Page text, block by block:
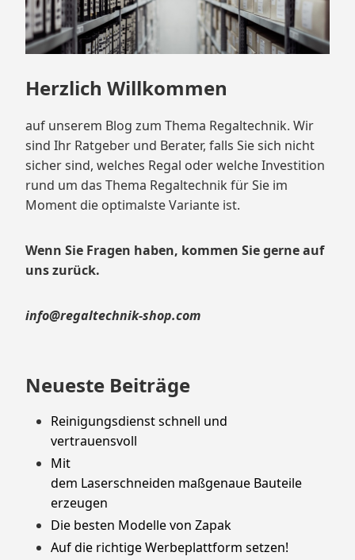
Herzlich Willkommen
auf unserem Blog zum Thema Regaltechnik. Wir
sind Ihr Ratgeber und Berater, falls Sie sich nicht
sicher sind, welches Regal oder welche Investition
rund um das Thema Regaltechnik für Sie im
Moment die optimalste Variante ist.
Wenn Sie Fragen haben, kommen Sie gerne auf
uns zurück.
info@regaltechnik-shop.com
Neueste Beiträge
Reinigungsdienst schnell und
vertrauensvoll
Mit
dem Laserschneiden maßgenaue Bauteile
erzeugen
Die besten Modelle von Zapak
Auf die richtige Werbeplattform setzen!